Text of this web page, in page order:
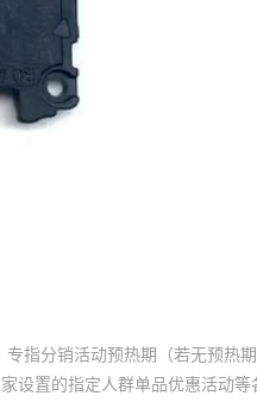
指分销活动预热期（若无预热
设置的指定人群单品优惠活动